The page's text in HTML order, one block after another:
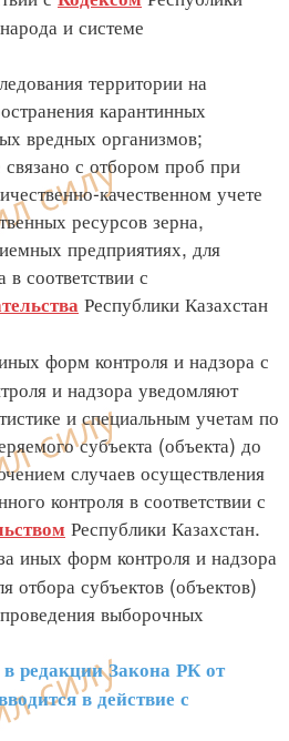
и системе
территории на
карантинных
вредных организмов;
с отбором проб при
качественном учете
ресурсов зерна,
предприятиях, для
в соответствии с
Республики Казахстан
форм контроля и надзора с
и надзора уведомляют
и специальным учетам по
субъекта (объекта) до
случаев осуществления
контроля в соответствии с
Республики Казахстан.
иных форм контроля и надзора
отбора субъектов (объектов)
выборочных
редакции Закона РК от
в действие с